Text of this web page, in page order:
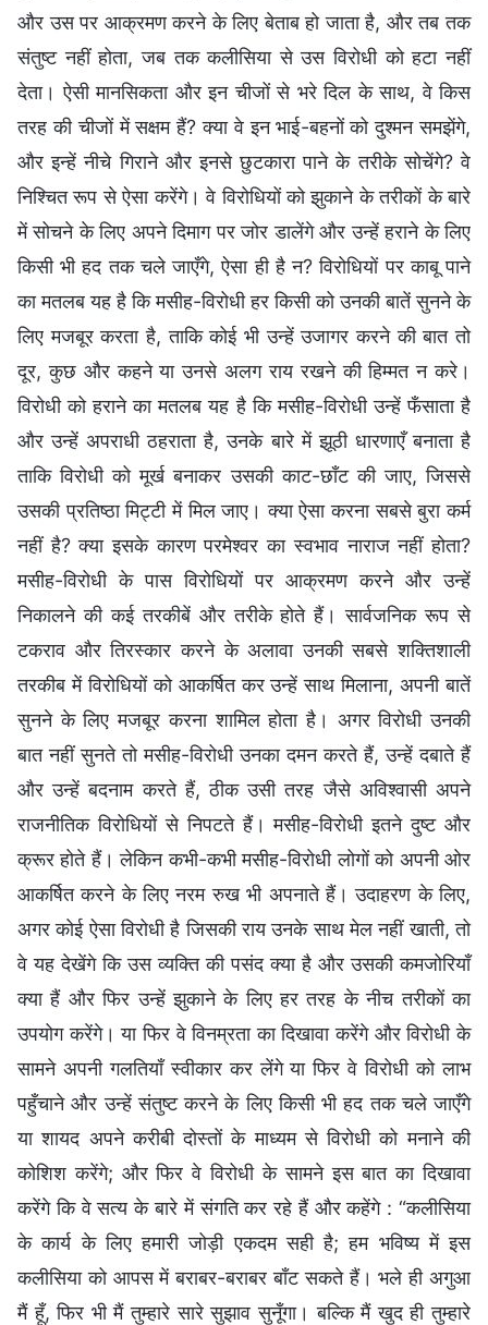
और उस पर आक्रमण करने के लिए बेताब हो जाता है, और तब तक
संतुष्ट नहीं होता, जब तक कलीसिया से उस विरोधी को हटा नहीं
देता। ऐसी मानसिकता और इन चीजों से भरे दिल के साथ, वे किस
तरह की चीजों में सक्षम हैं? क्या वे इन भाई-बहनों को दुश्मन समझेंगे,
और इन्हें नीचे गिराने और इनसे छुटकारा पाने के तरीके सोचेंगे? वे
निश्चित रूप से ऐसा करेंगे। वे विरोधियों को झुकाने के तरीकों के बारे
में सोचने के लिए अपने दिमाग पर जोर डालेंगे और उन्हें हराने के लिए
किसी भी हद तक चले जाएँगे, ऐसा ही है न? विरोधियों पर काबू पाने
का मतलब यह है कि मसीह-विरोधी हर किसी को उनकी बातें सुनने के
लिए मजबूर करता है, ताकि कोई भी उन्हें उजागर करने की बात तो
दूर, कुछ और कहने या उनसे अलग राय रखने की हिम्मत न करे।
विरोधी को हराने का मतलब यह है कि मसीह-विरोधी उन्हें फँसाता है
और उन्हें अपराधी ठहराता है, उनके बारे में झूठी धारणाएँ बनाता है
ताकि विरोधी को मूर्ख बनाकर उसकी काट-छाँट की जाए, जिससे
उसकी प्रतिष्ठा मिट्टी में मिल जाए। क्या ऐसा करना सबसे बुरा कर्म
नहीं है? क्या इसके कारण परमेश्वर का स्वभाव नाराज नहीं होता?
मसीह-विरोधी के पास विरोधियों पर आक्रमण करने और उन्हें
निकालने की कई तरकीबें और तरीके होते हैं। सार्वजनिक रूप से
टकराव और तिरस्कार करने के अलावा उनकी सबसे शक्तिशाली
तरकीब में विरोधियों को आकर्षित कर उन्हें साथ मिलाना, अपनी बातें
सुनने के लिए मजबूर करना शामिल होता है। अगर विरोधी उनकी
बात नहीं सुनते तो मसीह-विरोधी उनका दमन करते हैं, उन्हें दबाते हैं
और उन्हें बदनाम करते हैं, ठीक उसी तरह जैसे अविश्वासी अपने
राजनीतिक विरोधियों से निपटते हैं। मसीह-विरोधी इतने दुष्ट और
क्रूर होते हैं। लेकिन कभी-कभी मसीह-विरोधी लोगों को अपनी ओर
आकर्षित करने के लिए नरम रुख भी अपनाते हैं। उदाहरण के लिए,
अगर कोई ऐसा विरोधी है जिसकी राय उनके साथ मेल नहीं खाती, तो
वे यह देखेंगे कि उस व्यक्ति की पसंद क्या है और उसकी कमजोरियाँ
क्या हैं और फिर उन्हें झुकाने के लिए हर तरह के नीच तरीकों का
उपयोग करेंगे। या फिर वे विनम्रता का दिखावा करेंगे और विरोधी के
सामने अपनी गलतियाँ स्वीकार कर लेंगे या फिर वे विरोधी को लाभ
पहुँचाने और उन्हें संतुष्ट करने के लिए किसी भी हद तक चले जाएँगे
या शायद अपने करीबी दोस्तों के माध्यम से विरोधी को मनाने की
कोशिश करेंगे; और फिर वे विरोधी के सामने इस बात का दिखावा
करेंगे कि वे सत्य के बारे में संगति कर रहे हैं और कहेंगे : “कलीसिया
के कार्य के लिए हमारी जोड़ी एकदम सही है; हम भविष्य में इस
कलीसिया को आपस में बराबर-बराबर बाँट सकते हैं। भले ही अगुआ
मैं हूँ, फिर भी मैं तुम्हारे सारे सुझाव सुनूँगा। बल्कि मैं खुद ही तुम्हारे